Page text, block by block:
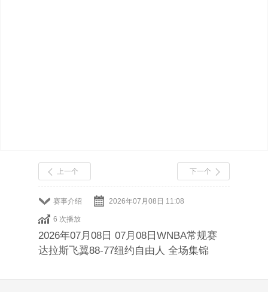
赛事介绍 2026年07月08日 11:08
6 次播放
上一个 下一个
2026年07月08日 07月08日WNBA常规赛
达拉斯飞翼88-77纽约自由人 全场集锦